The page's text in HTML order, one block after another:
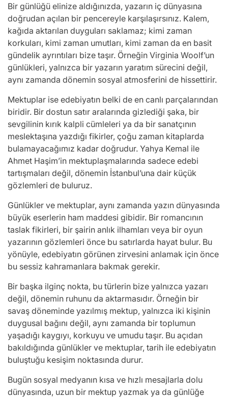
Bir günlüğü elinize aldığınızda, yazarın iç dünyasına
doğrudan açılan bir pencereyle karşılaşırsınız. Kalem,
kağıda aktarılan duyguları saklamaz; kimi zaman
korkuları, kimi zaman umutları, kimi zaman da en basit
gündelik ayrıntıları bize taşır. Örneğin Virginia Woolf’un
günlükleri, yalnızca bir yazarın yaratım sürecini değil,
aynı zamanda dönemin sosyal atmosferini de hissettirir.
Mektuplar ise edebiyatın belki de en canlı parçalarından
biridir. Bir dostun satır aralarında gizlediği şaka, bir
sevgilinin kırık kalpli cümleleri ya da bir sanatçının
meslektaşına yazdığı fikirler, çoğu zaman kitaplarda
bulamayacağımız kadar doğrudur. Yahya Kemal ile
Ahmet Haşim’in mektuplaşmalarında sadece edebi
tartışmaları değil, dönemin İstanbul’una dair küçük
gözlemleri de buluruz.
Günlükler ve mektuplar, aynı zamanda yazın dünyasında
büyük eserlerin ham maddesi gibidir. Bir romancının
taslak fikirleri, bir şairin anlık ilhamları veya bir oyun
yazarının gözlemleri önce bu satırlarda hayat bulur. Bu
yönüyle, edebiyatın görünen zirvesini anlamak için önce
bu sessiz kahramanlara bakmak gerekir.
Bir başka ilginç nokta, bu türlerin bize yalnızca yazarı
değil, dönemin ruhunu da aktarmasıdır. Örneğin bir
savaş döneminde yazılmış mektup, yalnızca iki kişinin
duygusal bağını değil, aynı zamanda bir toplumun
yaşadığı kaygıyı, korkuyu ve umudu taşır. Bu açıdan
bakıldığında günlükler ve mektuplar, tarih ile edebiyatın
buluştuğu kesişim noktasında durur.
Bugün sosyal medyanın kısa ve hızlı mesajlarla dolu
dünyasında, uzun bir mektup yazmak ya da günlüğe